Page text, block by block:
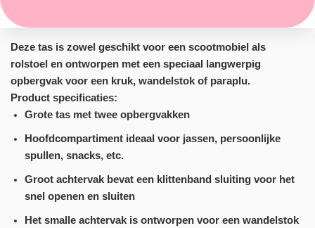
Deze tas is zowel geschikt voor een scootmobiel als
rolstoel en ontworpen met een speciaal langwerpig
opbergvak voor een kruk, wandelstok of paraplu.
Product specificaties:
Grote tas met twee opbergvakken
Hoofdcompartiment ideaal voor jassen, persoonlijke
spullen, snacks, etc.
Groot achtervak bevat een klittenband sluiting voor het
snel openen en sluiten
Het smalle achtervak is ontworpen voor een wandelstok